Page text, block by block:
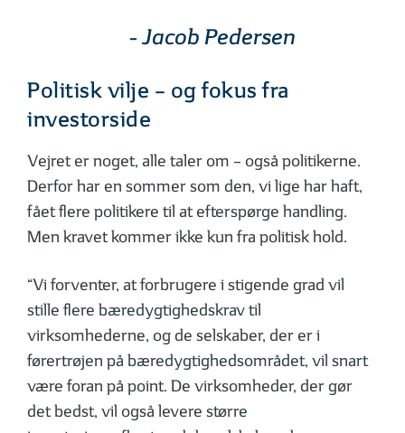
- Jacob Pedersen
Politisk vilje – og fokus fra
investorside
Vejret er noget, alle taler om – også politikerne.
Derfor har en sommer som den, vi lige har haft,
fået flere politikere til at efterspørge handling.
Men kravet kommer ikke kun fra politisk hold.
“Vi forventer, at forbrugere i stigende grad vil
stille flere bæredygtighedskrav til
virksomhederne, og de selskaber, der er i
førertrøjen på bæredygtighedsområdet, vil snart
være foran på point. De virksomheder, der gør
det bedst, vil også levere større